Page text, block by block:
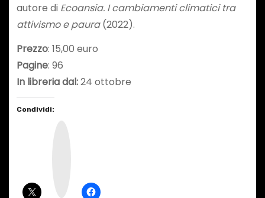
autore diEcoansia. I cambiamenti climatici tra
attivismo e paura(2022).
Prezzo: 15,00 euro
Pagine: 96
In libreria dal:24 ottobre
Condividi: